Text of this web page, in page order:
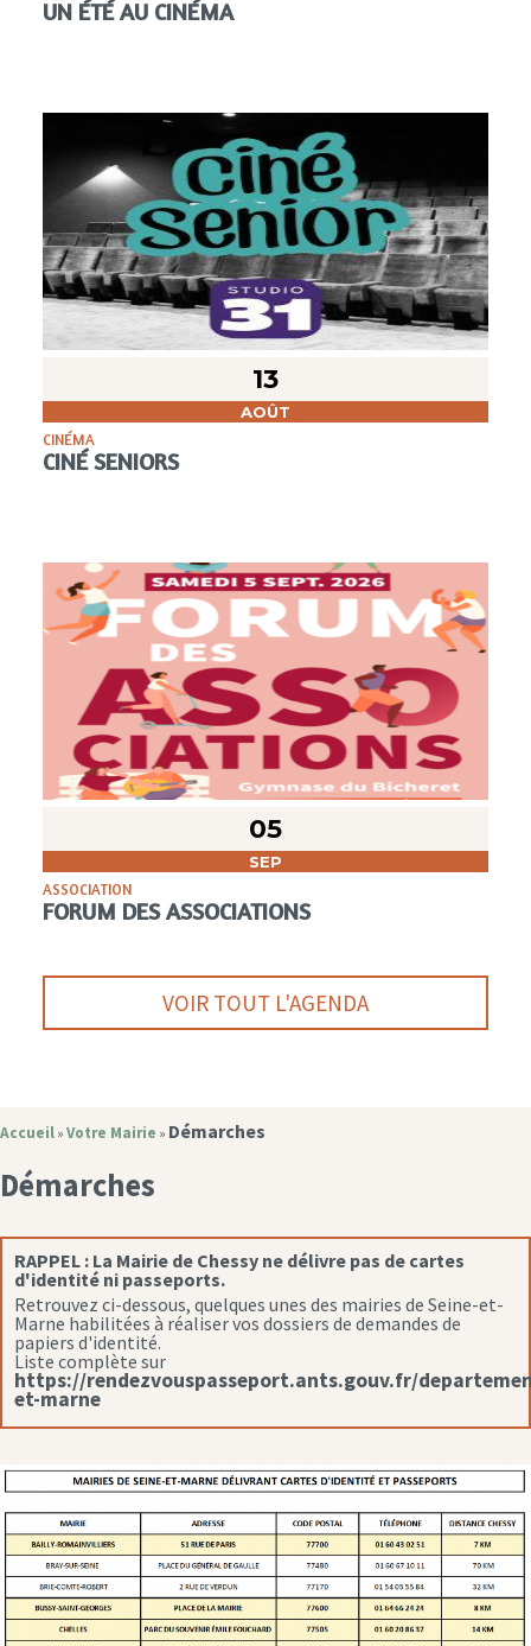
UN ÉTÉ AU CINÉMA
13
AOÛT
CINÉMA
CINÉ SENIORS
05
SEP
ASSOCIATION
FORUM DES ASSOCIATIONS
VOIR TOUT L'AGENDA
Accueil » Votre Mairie » Démarches
Démarches
RAPPEL : La Mairie de Chessy ne délivre pas de cartes
d'identité ni passeports.
Retrouvez ci-dessous, quelques unes des mairies de Seine-et-
Marne habilitées à réaliser vos dossiers de demandes de
papiers d'identité.
Liste complète sur
https://rendezvouspasseport.ants.gouv.fr/
et-marne